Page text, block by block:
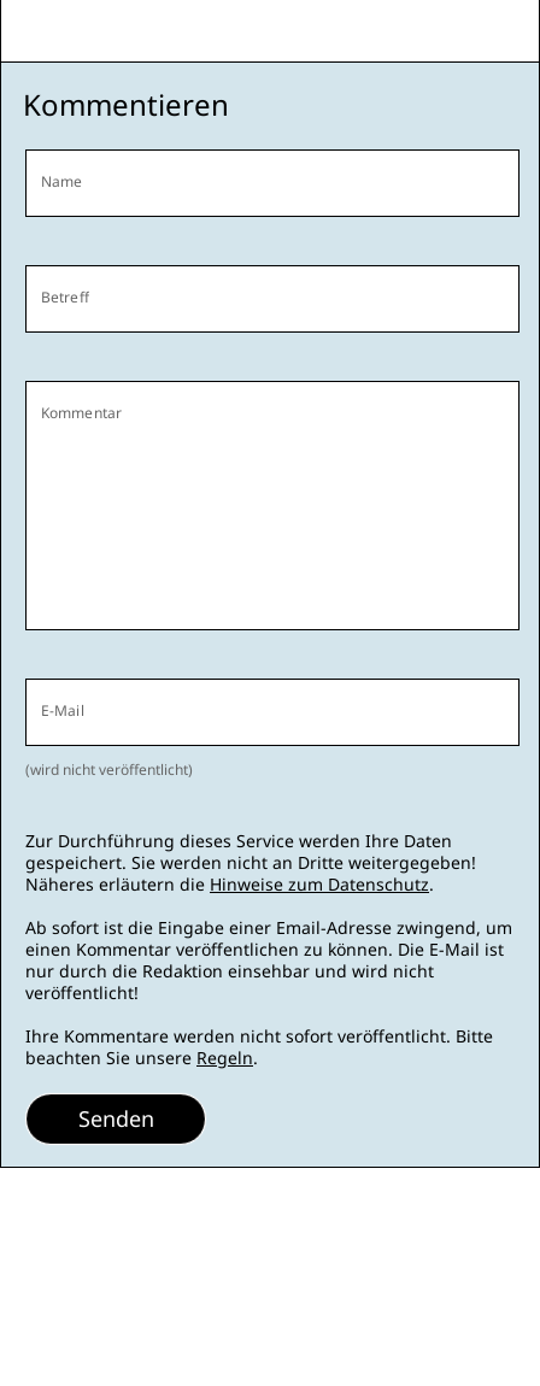
Kommentieren
Name
Betreff
Kommentar
E-Mail
(wird nicht veröffentlicht)
Zur Durchführung dieses Service werden Ihre Daten
gespeichert. Sie werden nicht an Dritte weitergegeben!
Näheres erläutern die Hinweise zum Datenschutz.
Ab sofort ist die Eingabe einer Email-Adresse zwingend, um
einen Kommentar veröffentlichen zu können. Die E-Mail ist
nur durch die Redaktion einsehbar und wird nicht
veröffentlicht!
Ihre Kommentare werden nicht sofort veröffentlicht. Bitte
beachten Sie unsere Regeln.
Senden